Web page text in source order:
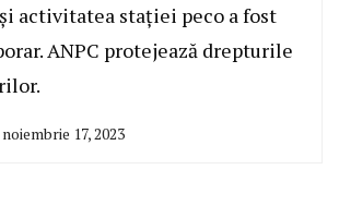
activitatea stației peco a fost
ANPC protejează drepturile
noiembrie 17, 2023